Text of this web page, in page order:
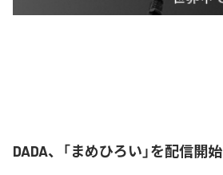
DADA、「まめひろい」を配信開始